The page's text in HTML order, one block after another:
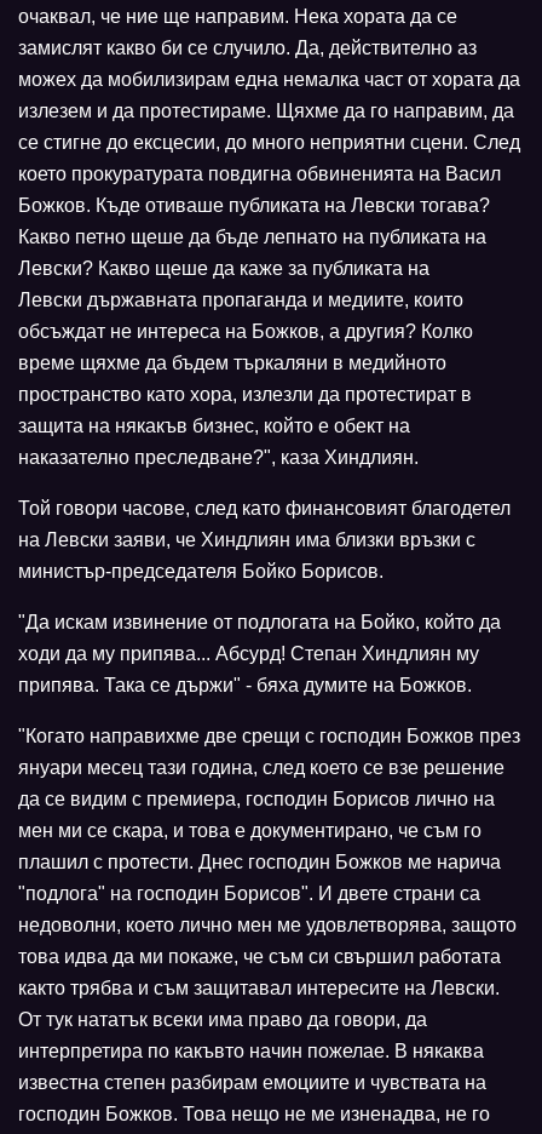
очаквал, че ние ще направим. Нека хората да се
замислят какво би се случило. Да, действително аз
можех да мобилизирам една немалка част от хората да
излезем и да протестираме. Щяхме да го направим, да
се стигне до ексцесии, до много неприятни сцени. След
което прокуратурата повдигна обвиненията на Васил
Божков. Къде отиваше публиката на Левски тогава?
Какво петно щеше да бъде лепнато на публиката на
Левски? Какво щеше да каже за публиката на
Левски държавната пропаганда и медиите, които
обсъждат не интереса на Божков, а другия? Колко
време щяхме да бъдем търкаляни в медийното
пространство като хора, излезли да протестират в
защита на някакъв бизнес, който е обект на
наказателно преследване?", каза Хиндлиян.
Той говори часове, след като финансовият благодетел
на Левски заяви, че Хиндлиян има близки връзки с
министър-председателя Бойко Борисов.
"Да искам извинение от подлогата на Бойко, който да
ходи да му припява... Абсурд! Степан Хиндлиян му
припява. Така се държи" - бяха думите на Божков.
"Когато направихме две срещи с господин Божков през
януари месец тази година, след което се взе решение
да се видим с премиера, господин Борисов лично на
мен ми се скара, и това е документирано, че съм го
плашил с протести. Днес господин Божков ме нарича
"подлога" на господин Борисов". И двете страни са
недоволни, което лично мен ме удовлетворява, защото
това идва да ми покаже, че съм си свършил работата
както трябва и съм защитавал интересите на Левски.
От тук нататък всеки има право да говори, да
интерпретира по какъвто начин пожелае. В някаква
известна степен разбирам емоциите и чувствата на
господин Божков. Това нещо не ме изненадва, не го